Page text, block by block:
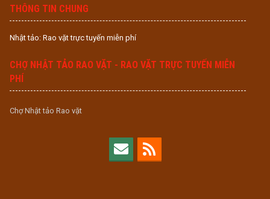
THÔNG TIN CHUNG
Nhật tảo: Rao vặt trực tuyến miễn phí
CHỢ NHẬT TẢO RAO VẶT - RAO VẶT TRỰC TUYẾN MIỄN
PHÍ
Chợ Nhật tảo Rao vặt